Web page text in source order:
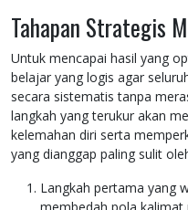
Tahapan Strategis
Untuk mencapai hasil yang
belajar yang logis agar
secara sistematis tanpa
langkah yang terukur akan
kelemahan diri serta
yang dianggap paling sulit
Langkah pertama yang